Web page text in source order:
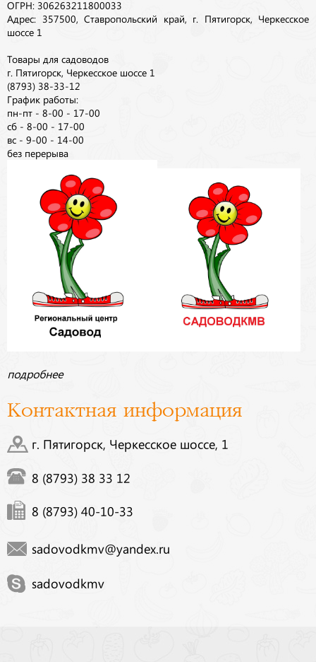
ОГРН: 306263211800033
Адрес: 357500, Ставропольский край, г. Пятигорск, Черкесское
шоссе 1
Товары для садоводов
г. Пятигорск, Черкесское шоссе 1
(8793) 38-33-12
График работы:
пн-пт - 8-00 - 17-00
сб - 8-00 - 17-00
вс - 9-00 - 14-00
без перерыва
подробнее
Контактная информация
г. Пятигорск, Черкесское шоссе, 1
8 (8793) 38 33 12
8 (8793) 40-10-33
sadovodkmv@yandex.ru
sadovodkmv